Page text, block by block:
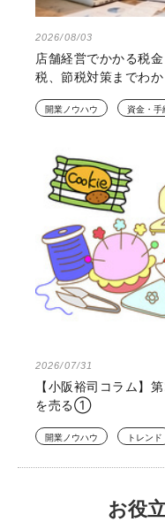
2026/08/03
店舗経営でかかる税
税、節税対策までわ
開業ノウハウ 資金・手
2026/07/31
【小阪裕司コラム】
を売る①
開業ノウハウ トレンド
お役